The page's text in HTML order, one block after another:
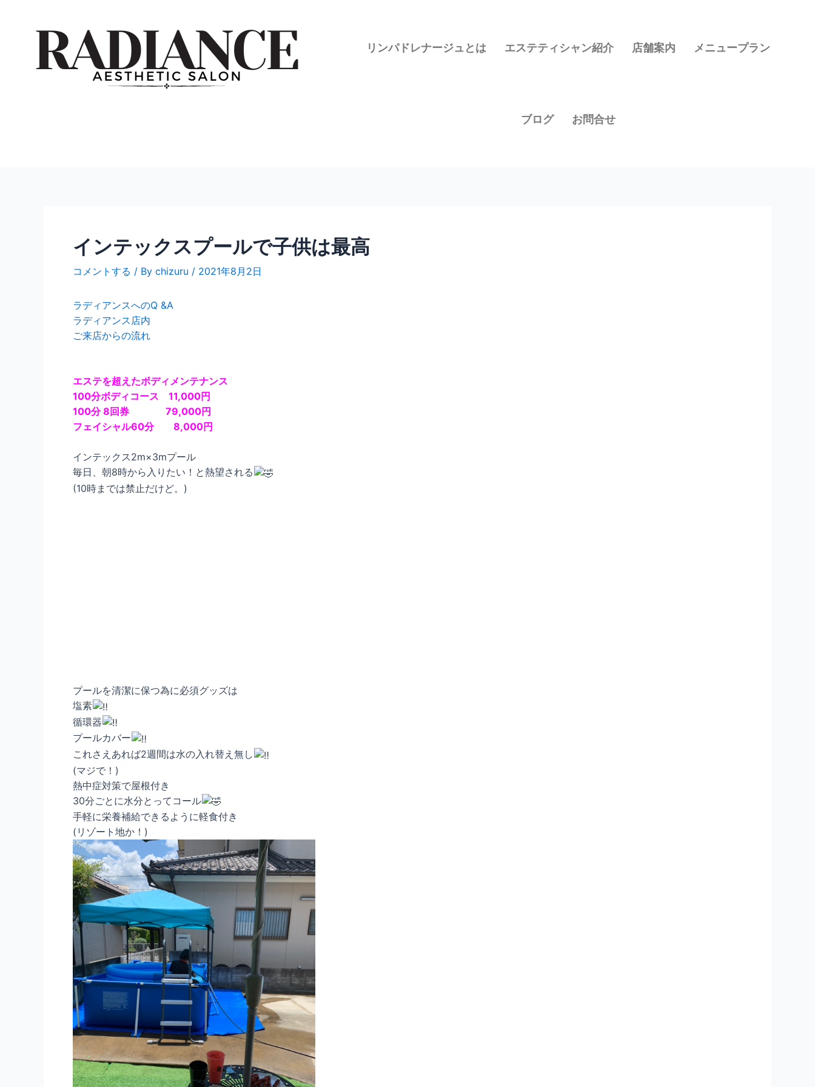
リンパドレナージュとは エステティシャン紹介 店舗案内 メニュープラン
ブログ お問合せ
インテックスプールで子供は最高
コメントする / By chizuru / 2021年8月2日
ラディアンスへのQ &A
ラディアンス店内
ご来店からの流れ
エステを超えたボディメンテナンス
100分ボディコース 11,000円
100分 8回券 79,000円
フェイシャル60分 8,000円
インテックス2m×3mプール
毎日、朝8時から入りたい！と熱望される
(10時までは禁止だけど。)
プールを清潔に保つ為に必須グッズは
塩素
循環器
プールカバー
これさえあれば2週間は水の入れ替え無し
(マジで！)
熱中症対策で屋根付き
30分ごとに水分とってコール
手軽に栄養補給できるように軽食付き
(リゾート地か！)
ナ
ビ
ゲ